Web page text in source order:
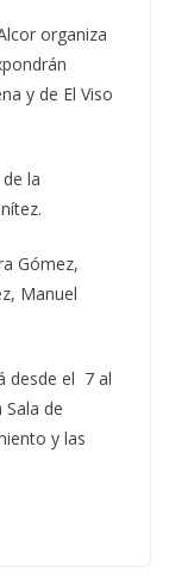
organiza
y de El Viso
la
Gómez,
Manuel
desde el 7 al
de
y las